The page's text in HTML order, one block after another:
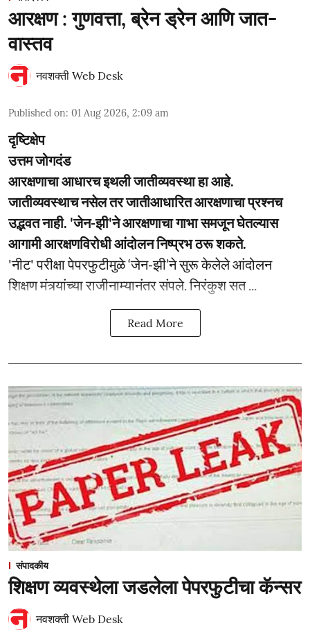
आरक्षण : गुणवत्ता, ब्रेन ड्रेन आणि जात-
वास्तव
नवशक्ती Web Desk
Published on: 01 Aug 2026, 2:09 am
दृष्टिक्षेप
उत्तम जोगदंड
आरक्षणाचा आधारच इथली जातीव्यवस्था हा आहे.
जातीव्यवस्थाच नसेल तर जातीआधारित आरक्षणाचा प्रश्नच
उद्भवत नाही. 'जेन-झी'ने आरक्षणाचा गाभा समजून घेतल्यास
आगामी आरक्षणविरोधी आंदोलन निष्प्रभ ठरू शकते.
'नीट' परीक्षा पेपरफुटीमुळे ‘जेन-झी’ने सुरू केलेले आंदोलन
शिक्षण मंत्र्यांच्या राजीनाम्यानंतर संपले. निरंकुश सत ...
Read More
संपादकीय
शिक्षण व्यवस्थेला जडलेला पेपरफुटीचा कॅन्सर
नवशक्ती Web Desk